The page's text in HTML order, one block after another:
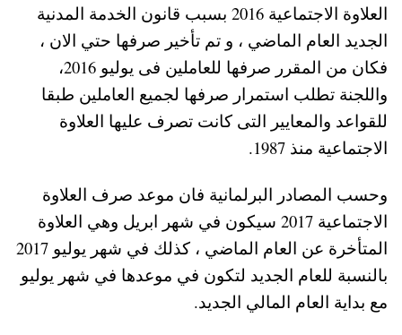
العلاوة الاجتماعية 2016 بسبب قانون الخدمة المدنية
الجديد العام الماضي ، و تم تأخير صرفها حتي الان ،
فكان من المقرر صرفها للعاملين فى يوليو 2016،
واللجنة تطلب استمرار صرفها لجميع العاملين طبقا
للقواعد والمعايير التى كانت تصرف عليها العلاوة
الاجتماعية منذ 1987.
وحسب المصادر البرلمانية فان موعد صرف العلاوة
الاجتماعية 2017 سيكون في شهر ابريل وهي العلاوة
المتأخرة عن العام الماضي ، كذلك في شهر يوليو 2017
بالنسبة للعام الجديد لتكون في موعدها في شهر يوليو
مع بداية العام المالي الجديد.